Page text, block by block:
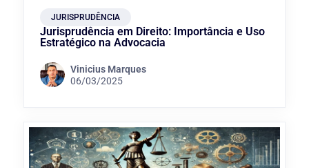
JURISPRUDÊNCIA
Jurisprudência em Direito: Importância e Uso
Estratégico na Advocacia
Vinicius Marques
06/03/2025